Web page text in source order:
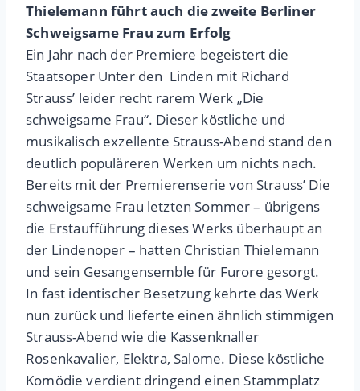
Thielemann führt auch die zweite Berliner
Schweigsame Frau zum Erfolg
Ein Jahr nach der Premiere begeistert die
Staatsoper Unter den Linden mit Richard
Strauss’ leider recht rarem Werk „Die
schweigsame Frau“. Dieser köstliche und
musikalisch exzellente Strauss-Abend stand den
deutlich populäreren Werken um nichts nach.
Bereits mit der Premierenserie von Strauss’ Die
schweigsame Frau letzten Sommer – übrigens
die Erstaufführung dieses Werks überhaupt an
der Lindenoper – hatten Christian Thielemann
und sein Gesangensemble für Furore gesorgt.
In fast identischer Besetzung kehrte das Werk
nun zurück und lieferte einen ähnlich stimmigen
Strauss-Abend wie die Kassenknaller
Rosenkavalier, Elektra, Salome. Diese köstliche
Komödie verdient dringend einen Stammplatz